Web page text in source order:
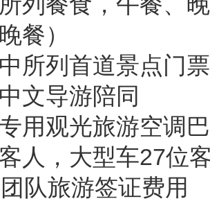
餐）
所列首道景点门票
文导游陪同
用观光旅游空调
人，大型车27位
队旅游签证费用